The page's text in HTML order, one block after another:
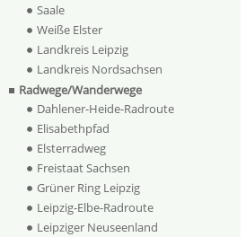
Saale
Weiße Elster
Landkreis Leipzig
Landkreis Nordsachsen
Radwege/Wanderwege
Dahlener-Heide-Radroute
Elisabethpfad
Elsterradweg
Freistaat Sachsen
Grüner Ring Leipzig
Leipzig-Elbe-Radroute
Leipziger Neuseenland